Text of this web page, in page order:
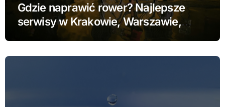
Gdzie naprawić rower? Najlepsze
serwisy w Krakowie, Warszawie,
Poznaniu i Łodzi